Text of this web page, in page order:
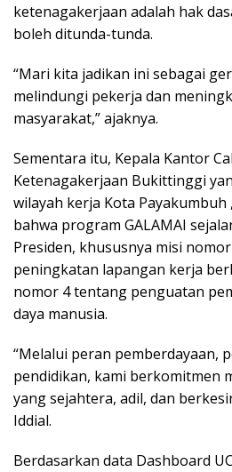
ketenagakerjaan adalah hak
boleh ditunda-tunda.
“Mari kita jadikan ini sebagai
melindungi pekerja dan
masyarakat,” ajaknya.
Sementara itu, Kepala Kantor
Ketenagakerjaan Bukittinggi
wilayah kerja Kota Payakumbuh
bahwa program GALAMAI
Presiden, khususnya misi
peningkatan lapangan kerja
nomor 4 tentang penguatan
daya manusia.
“Melalui peran pemberdayaan,
pendidikan, kami berkomitmen
yang sejahtera, adil, dan
Iddial.
Berdasarkan data Dashboard